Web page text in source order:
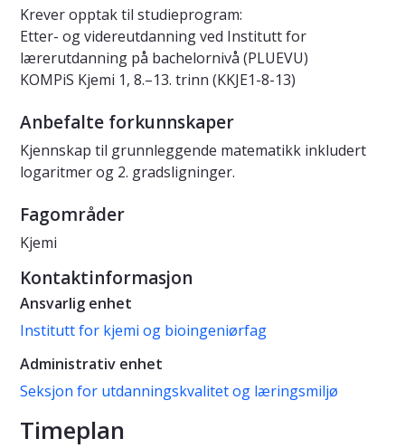
Krever opptak til studieprogram:
Etter- og videreutdanning ved Institutt for
lærerutdanning på bachelornivå (PLUEVU)
KOMPiS Kjemi 1, 8.–13. trinn (KKJE1-8-13)
Anbefalte forkunnskaper
Kjennskap til grunnleggende matematikk inkludert
logaritmer og 2. gradsligninger.
Fagområder
Kjemi
Kontaktinformasjon
Ansvarlig enhet
Institutt for kjemi og bioingeniørfag
Administrativ enhet
Seksjon for utdanningskvalitet og læringsmiljø
Timeplan